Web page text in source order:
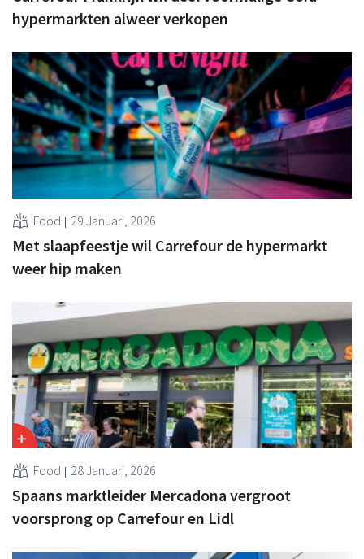
hypermarkten alweer verkopen
Food 29 Januari, 2026
Met slaapfeestje wil Carrefour de hypermarkt
weer hip maken
Food 28 Januari, 2026
Spaans marktleider Mercadona vergroot
voorsprong op Carrefour en Lidl